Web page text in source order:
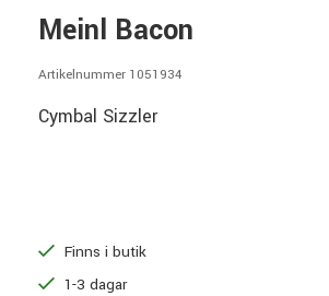
Meinl Bacon
Artikelnummer 1051934
Cymbal Sizzler
Finns i butik
1-3 dagar